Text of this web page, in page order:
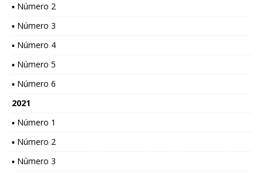
▪ Número 2
▪ Número 3
▪ Número 4
▪ Número 5
▪ Número 6
2021
▪ Número 1
▪ Número 2
▪ Número 3